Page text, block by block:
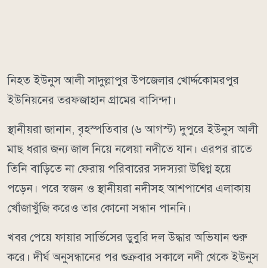
নিহত ইউনুস আলী সাদুল্লাপুর উপজেলার খোর্দ্দকোমরপুর
ইউনিয়নের তরফজাহান গ্রামের বাসিন্দা।
স্থানীয়রা জানান, বৃহস্পতিবার (৬ আগস্ট) দুপুরে ইউনুস আলী
মাছ ধরার জন্য জাল নিয়ে নলেয়া নদীতে যান। এরপর রাতে
তিনি বাড়িতে না ফেরায় পরিবারের সদস্যরা উদ্বিগ্ন হয়ে
পড়েন। পরে স্বজন ও স্থানীয়রা নদীসহ আশপাশের এলাকায়
খোঁজাখুঁজি করেও তার কোনো সন্ধান পাননি।
খবর পেয়ে ফায়ার সার্ভিসের ডুবুরি দল উদ্ধার অভিযান শুরু
করে। দীর্ঘ অনুসন্ধানের পর শুক্রবার সকালে নদী থেকে ইউনুস